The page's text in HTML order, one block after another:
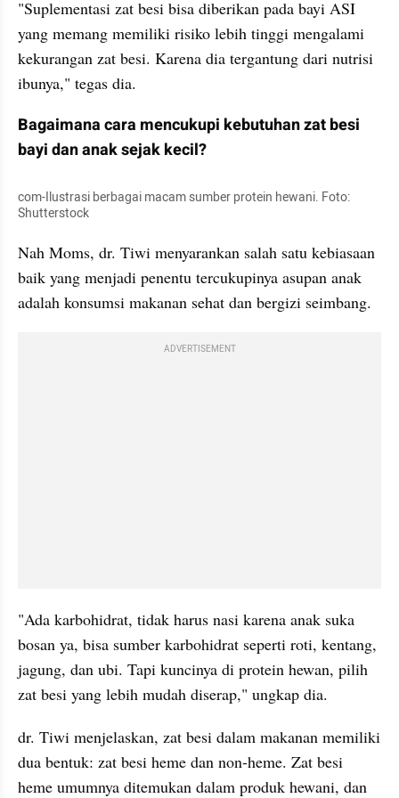
"Suplementasi zat besi bisa diberikan pada bayi ASI
yang memang memiliki risiko lebih tinggi mengalami
kekurangan zat besi. Karena dia tergantung dari nutrisi
ibunya," tegas dia.
Bagaimana cara mencukupi kebutuhan zat besi
bayi dan anak sejak kecil?
com-Ilustrasi berbagai macam sumber protein hewani. Foto:
Shutterstock
Nah Moms, dr. Tiwi menyarankan salah satu kebiasaan
baik yang menjadi penentu tercukupinya asupan anak
adalah konsumsi makanan sehat dan bergizi seimbang.
ADVERTISEMENT
"Ada karbohidrat, tidak harus nasi karena anak suka
bosan ya, bisa sumber karbohidrat seperti roti, kentang,
jagung, dan ubi. Tapi kuncinya di protein hewan, pilih
zat besi yang lebih mudah diserap," ungkap dia.
dr. Tiwi menjelaskan, zat besi dalam makanan memiliki
dua bentuk: zat besi heme dan non-heme. Zat besi
heme umumnya ditemukan dalam produk hewani, dan